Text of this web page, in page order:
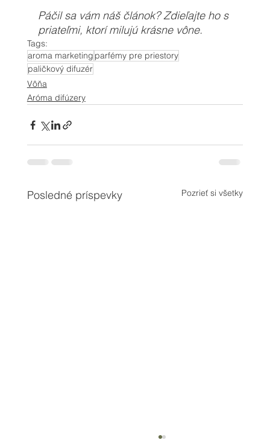
Páčil sa vám náš článok? Zdieľajte ho s
priateľmi, ktorí milujú krásne vône.
Tags:
aroma marketing parfémy pre priestory
paličkový difuzér
Vôňa
Aróma difúzery
Posledné príspevky Pozrieť si všetky